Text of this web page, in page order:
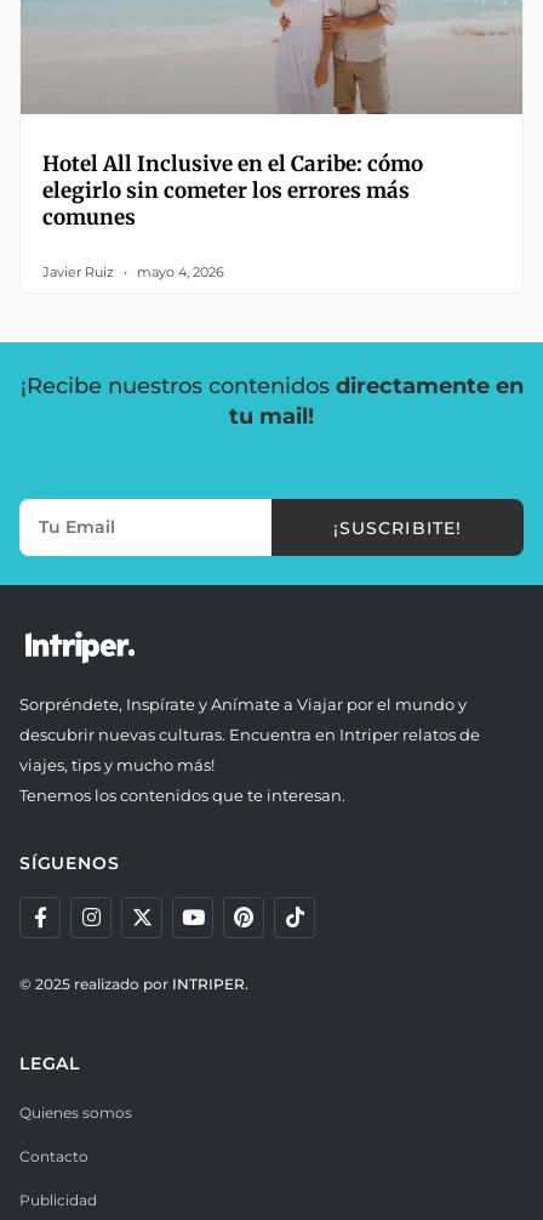
Hotel All Inclusive en el Caribe: cómo
elegirlo sin cometer los errores más
comunes
Javier Ruiz mayo 4, 2026
¡Recibe nuestros contenidos directamente en
tu mail!
¡SUSCRIBITE!
Sorpréndete, Inspírate y Anímate a Viajar por el mundo y
descubrir nuevas culturas. Encuentra en Intriper relatos de
viajes, tips y mucho más!
Tenemos los contenidos que te interesan.
SÍGUENOS
© 2025 realizado por INTRIPER.
LEGAL
Quienes somos
Contacto
Publicidad